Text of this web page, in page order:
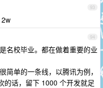
93
94
名校毕业。都在做着重要的业
简单的一条线，以腾讯为例，
的话，留下 1000 个开发就足